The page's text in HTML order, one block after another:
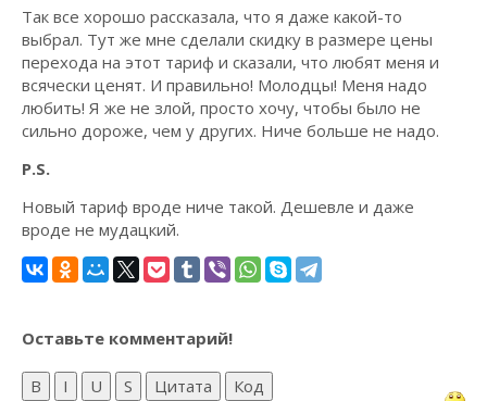
Так все хорошо рассказала, что я даже какой-то
выбрал. Тут же мне сделали скидку в размере цены
перехода на этот тариф и сказали, что любят меня и
всячески ценят. И правильно! Молодцы! Меня надо
любить! Я же не злой, просто хочу, чтобы было не
сильно дороже, чем у других. Ниче больше не надо.
P.S.
Новый тариф вроде ниче такой. Дешевле и даже
вроде не мудацкий.
Оставьте комментарий!
B I U S Цитата Код